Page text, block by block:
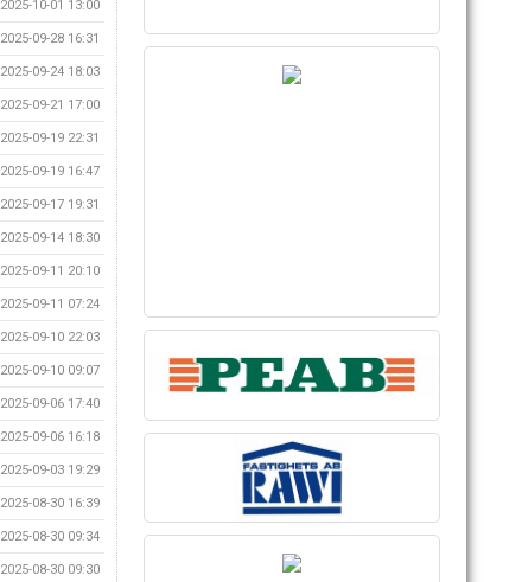
2025-10-01 13:00
2025-09-28 16:31
2025-09-24 18:03
2025-09-21 17:00
2025-09-19 22:31
2025-09-19 16:47
2025-09-17 19:31
2025-09-14 18:30
2025-09-11 20:10
2025-09-11 07:24
2025-09-10 22:03
2025-09-10 09:07
2025-09-06 17:40
2025-09-06 16:18
2025-09-03 19:29
2025-08-30 16:39
2025-08-30 09:34
2025-08-30 09:30